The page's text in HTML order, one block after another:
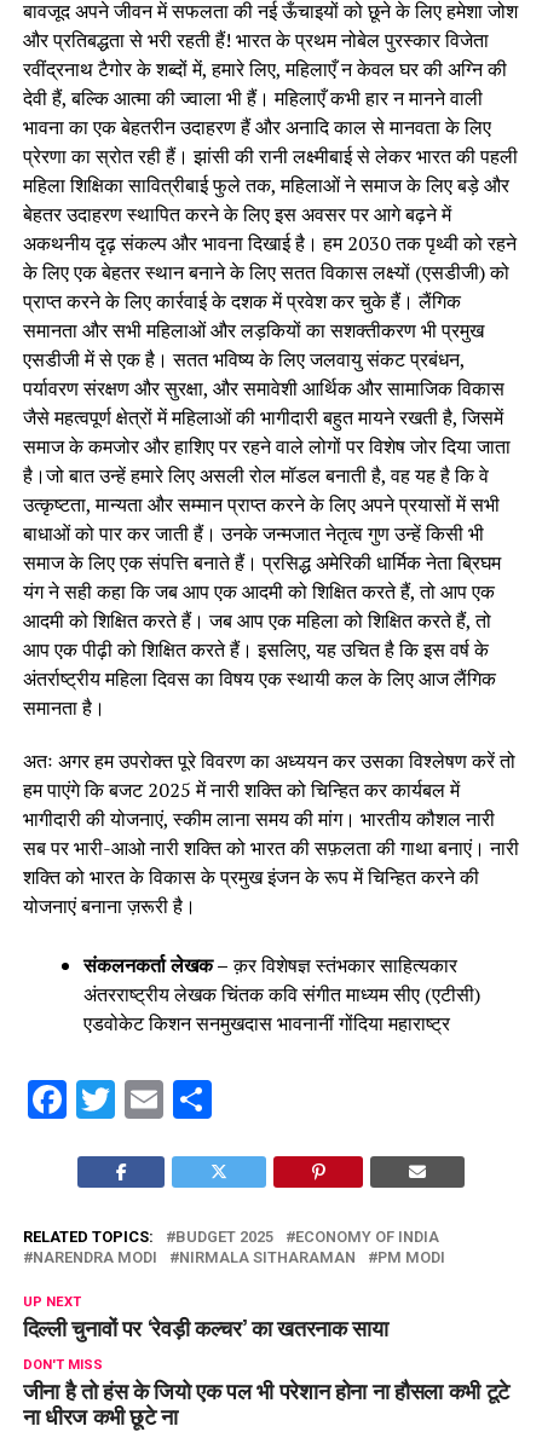
बावजूद अपने जीवन में सफलता की नई ऊँचाइयों को छूने के लिए हमेशा जोश
और प्रतिबद्धता से भरी रहती हैं! भारत के प्रथम नोबेल पुरस्कार विजेता
रवींद्रनाथ टैगोर के शब्दों में, हमारे लिए, महिलाएँ न केवल घर की अग्नि की
देवी हैं, बल्कि आत्मा की ज्वाला भी हैं। महिलाएँ कभी हार न मानने वाली
भावना का एक बेहतरीन उदाहरण हैं और अनादि काल से मानवता के लिए
प्रेरणा का स्रोत रही हैं। झांसी की रानी लक्ष्मीबाई से लेकर भारत की पहली
महिला शिक्षिका सावित्रीबाई फुले तक, महिलाओं ने समाज के लिए बड़े और
बेहतर उदाहरण स्थापित करने के लिए इस अवसर पर आगे बढ़ने में
अकथनीय दृढ़ संकल्प और भावना दिखाई है। हम 2030 तक पृथ्वी को रहने
के लिए एक बेहतर स्थान बनाने के लिए सतत विकास लक्ष्यों (एसडीजी) को
प्राप्त करने के लिए कार्रवाई के दशक में प्रवेश कर चुके हैं। लैंगिक
समानता और सभी महिलाओं और लड़कियों का सशक्तीकरण भी प्रमुख
एसडीजी में से एक है। सतत भविष्य के लिए जलवायु संकट प्रबंधन,
पर्यावरण संरक्षण और सुरक्षा, और समावेशी आर्थिक और सामाजिक विकास
जैसे महत्वपूर्ण क्षेत्रों में महिलाओं की भागीदारी बहुत मायने रखती है, जिसमें
समाज के कमजोर और हाशिए पर रहने वाले लोगों पर विशेष जोर दिया जाता
है।जो बात उन्हें हमारे लिए असली रोल मॉडल बनाती है, वह यह है कि वे
उत्कृष्टता, मान्यता और सम्मान प्राप्त करने के लिए अपने प्रयासों में सभी
बाधाओं को पार कर जाती हैं। उनके जन्मजात नेतृत्व गुण उन्हें किसी भी
समाज के लिए एक संपत्ति बनाते हैं। प्रसिद्ध अमेरिकी धार्मिक नेता ब्रिघम
यंग ने सही कहा कि जब आप एक आदमी को शिक्षित करते हैं, तो आप एक
आदमी को शिक्षित करते हैं। जब आप एक महिला को शिक्षित करते हैं, तो
आप एक पीढ़ी को शिक्षित करते हैं। इसलिए, यह उचित है कि इस वर्ष के
अंतर्राष्ट्रीय महिला दिवस का विषय एक स्थायी कल के लिए आज लैंगिक
समानता है।
अतः अगर हम उपरोक्त पूरे विवरण का अध्ययन कर उसका विश्लेषण करें तो
हम पाएंगे कि बजट 2025 में नारी शक्ति को चिन्हित कर कार्यबल में
भागीदारी की योजनाएं, स्कीम लाना समय की मांग। भारतीय कौशल नारी
सब पर भारी-आओ नारी शक्ति को भारत की सफ़लता की गाथा बनाएं। नारी
शक्ति को भारत के विकास के प्रमुख इंजन के रूप में चिन्हित करने की
योजनाएं बनाना ज़रूरी है।
संकलनकर्ता लेखक –क़र विशेषज्ञ स्तंभकार साहित्यकार
अंतरराष्ट्रीय लेखक चिंतक कवि संगीत माध्यम सीए (एटीसी)
एडवोकेट किशन सनमुखदास भावनानीं गोंदिया महाराष्ट्र
Facebook
Twitter
EmailShare
RELATED TOPICS: BUDGET 2025
ECONOMY OF INDIA
NARENDRA MODI
NIRMALA SITHARAMAN PM MODI
UP NEXT
दिल्ली चुनावों पर ‘रेवड़ी कल्चर’ का खतरनाक साया
DON'T MISS
जीना है तो हंस के जियो एक पल भी परेशान होना ना हौसला कभी टूटे
ना धीरज कभी छूटे ना